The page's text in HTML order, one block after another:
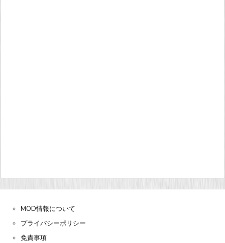
MOD情報について
プライバシーポリシー
免責事項